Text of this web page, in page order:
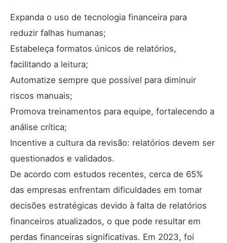
Expanda o uso de tecnologia financeira para
reduzir falhas humanas;
Estabeleça formatos únicos de relatórios,
facilitando a leitura;
Automatize sempre que possível para diminuir
riscos manuais;
Promova treinamentos para equipe, fortalecendo a
análise crítica;
Incentive a cultura da revisão: relatórios devem ser
questionados e validados.
De acordo com estudos recentes, cerca de 65%
das empresas enfrentam dificuldades em tomar
decisões estratégicas devido à falta de relatórios
financeiros atualizados, o que pode resultar em
perdas financeiras significativas. Em 2023, foi